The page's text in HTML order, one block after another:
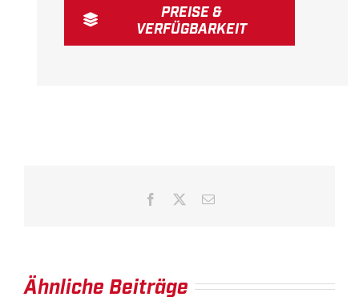
PREISE &
VERFÜGBARKEIT
Facebook E-
Ähnliche Beiträge